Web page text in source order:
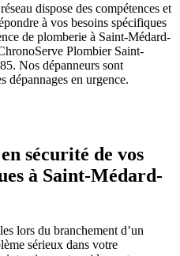
dispose des compétences et
à vos besoins spécifiques
de plomberie à Saint-Médard-
Plombier Saint-
Nos dépanneurs sont
dépannages en urgence.
sécurité de vos
à Saint-Médard-
lors du branchement d’un
sérieux dans votre